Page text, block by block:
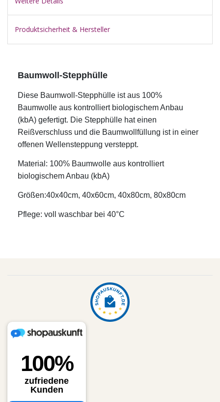
Produktsicherheit & Hersteller
Baumwoll-Stepphülle
Diese Baumwoll-Stepphülle ist aus 100%
Baumwolle aus kontrolliert biologischem Anbau
(kbA) gefertigt. Die Stepphülle hat einen
Reißverschluss und die Baumwollfüllung ist in einer
offenen Wellensteppung versteppt.
Material: 100% Baumwolle aus kontrolliert
biologischem Anbau (kbA)
Größen:40x40cm, 40x60cm, 40x80cm, 80x80cm
Pflege: voll waschbar bei 40°C